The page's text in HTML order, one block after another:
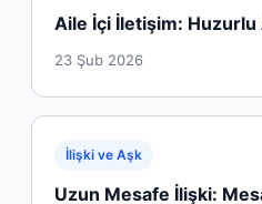
Aile İçi İletişim: Huzurlu
23 Şub 2026
İlişki ve Aşk
Uzun Mesafe İlişki: